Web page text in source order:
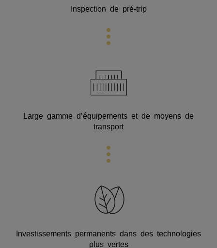
Inspection de pré-trip
Large gamme d’équipements et de moyens de
transport
Investissements permanents dans des technologies
plus vertes